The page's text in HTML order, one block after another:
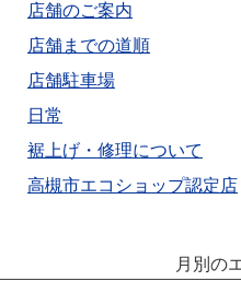
店舗のご案内
店舗までの道順
店舗駐車場
日常
裾上げ・修理について
高槻市エコショップ認定店
月別の